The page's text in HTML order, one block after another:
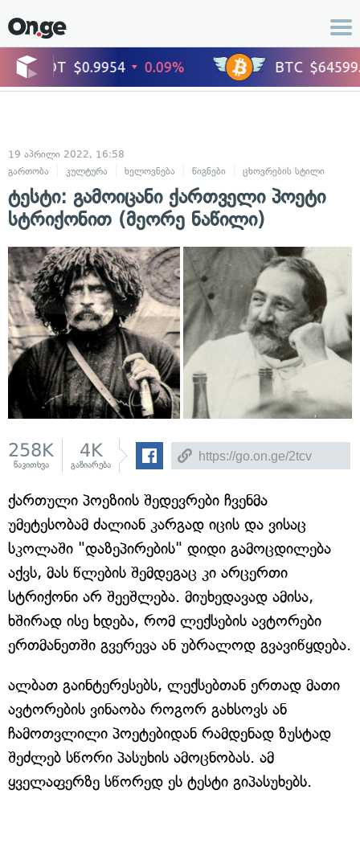
19 აპრილი 2022, 16:58
გართობა
კულტურა ხელოვნება წიგნები ცხოვრების სტილი
ტესტი: გამოიცანი ქართველი პოეტი
სტრიქონით (მეორე ნაწილი)
258K
წაკითხვა
4K
გაზიარება
ქართული პოეზიის შედევრები ჩვენმა
უმეტესობამ ძალიან კარგად იცის და ვისაც
სკოლაში "დაზეპირების" დიდი გამოცდილება
აქვს, მას წლების შემდეგაც კი არცერთი
სტრიქონი არ შეეშლება. მიუხედავად ამისა,
ხშირად ისე ხდება, რომ ლექსების ავტორები
ერთმანეთში გვერევა ან უბრალოდ გვავიწყდება.
ალბათ გაინტერესებს, ლექსებთან ერთად მათი
ავტორების ვინაობა როგორ გახსოვს ან
ჩამოთვლილი პოეტებიდან რამდენად ზუსტად
შეძლებ სწორი პასუხის ამოცნობას. ამ
ყველაფერზე სწორედ ეს ტესტი გიპასუხებს.